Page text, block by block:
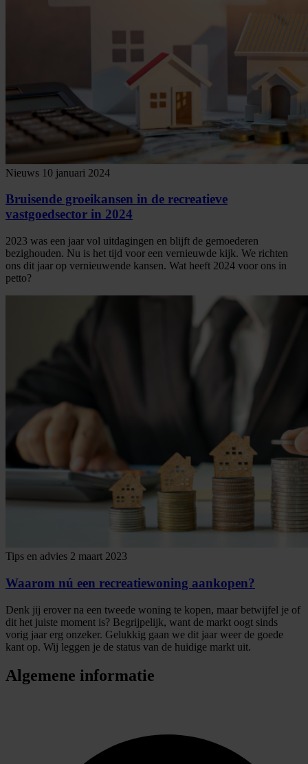
Nieuws 10 januari 2024
Bruisende groeikansen in de recreatieve
vastgoedsector in 2024
2023 was een jaar vol uitdagingen en blijft de gemoederen
bezighouden. Nu is het tijd voor een vernieuwde kijk. We richten
ons dit jaar op vernieuwende kansen. Wat heeft 2024 voor ons in
petto?
Tips en advies 2 maart 2023
Waarom nú een recreatiewoning aankopen?
Denk jij erover na een tweede woning te kopen, maar betwijfel je of
dit het juiste moment is? Begrijpelijk, want de markt oogt sinds
vorig jaar erg onzeker. Gelukkig gaan we dit jaar weer de goede
kant op. Wij leggen je de status van de huidige markt uit.
Algemene informatie